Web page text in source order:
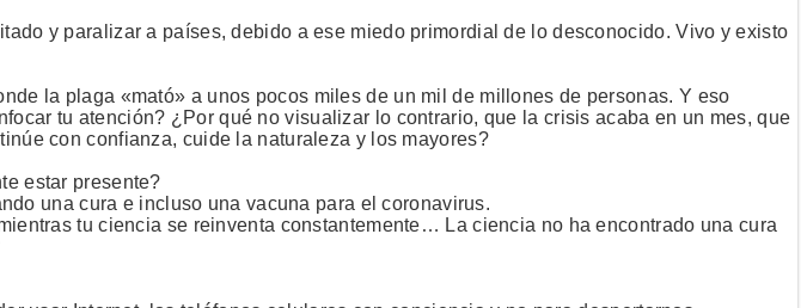
y paralizar a países, debido a ese miedo primordial de lo desconocido. Vivo y existo
la plaga «mató» a unos pocos miles de un mil de millones de personas. Y eso
tu atención? ¿Por qué no visualizar lo contrario, que la crisis acaba en un mes, que
con confianza, cuide la naturaleza y los mayores?
estar presente?
una cura e incluso una vacuna para el coronavirus.
tu ciencia se reinventa constantemente… La ciencia no ha encontrado una cura